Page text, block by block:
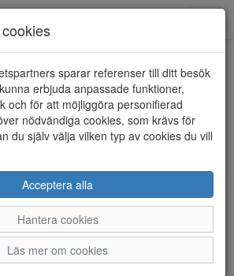
BY GABORsparar referenser till ditt besök
erbjuda anpassade funktioner,
och för att möjliggöra personifierad
nödvändiga cookies, som krävs för
du själv välja vilken typ av cookies du vill
Acceptera alla
Hantera cookies
Läs mer om cookies